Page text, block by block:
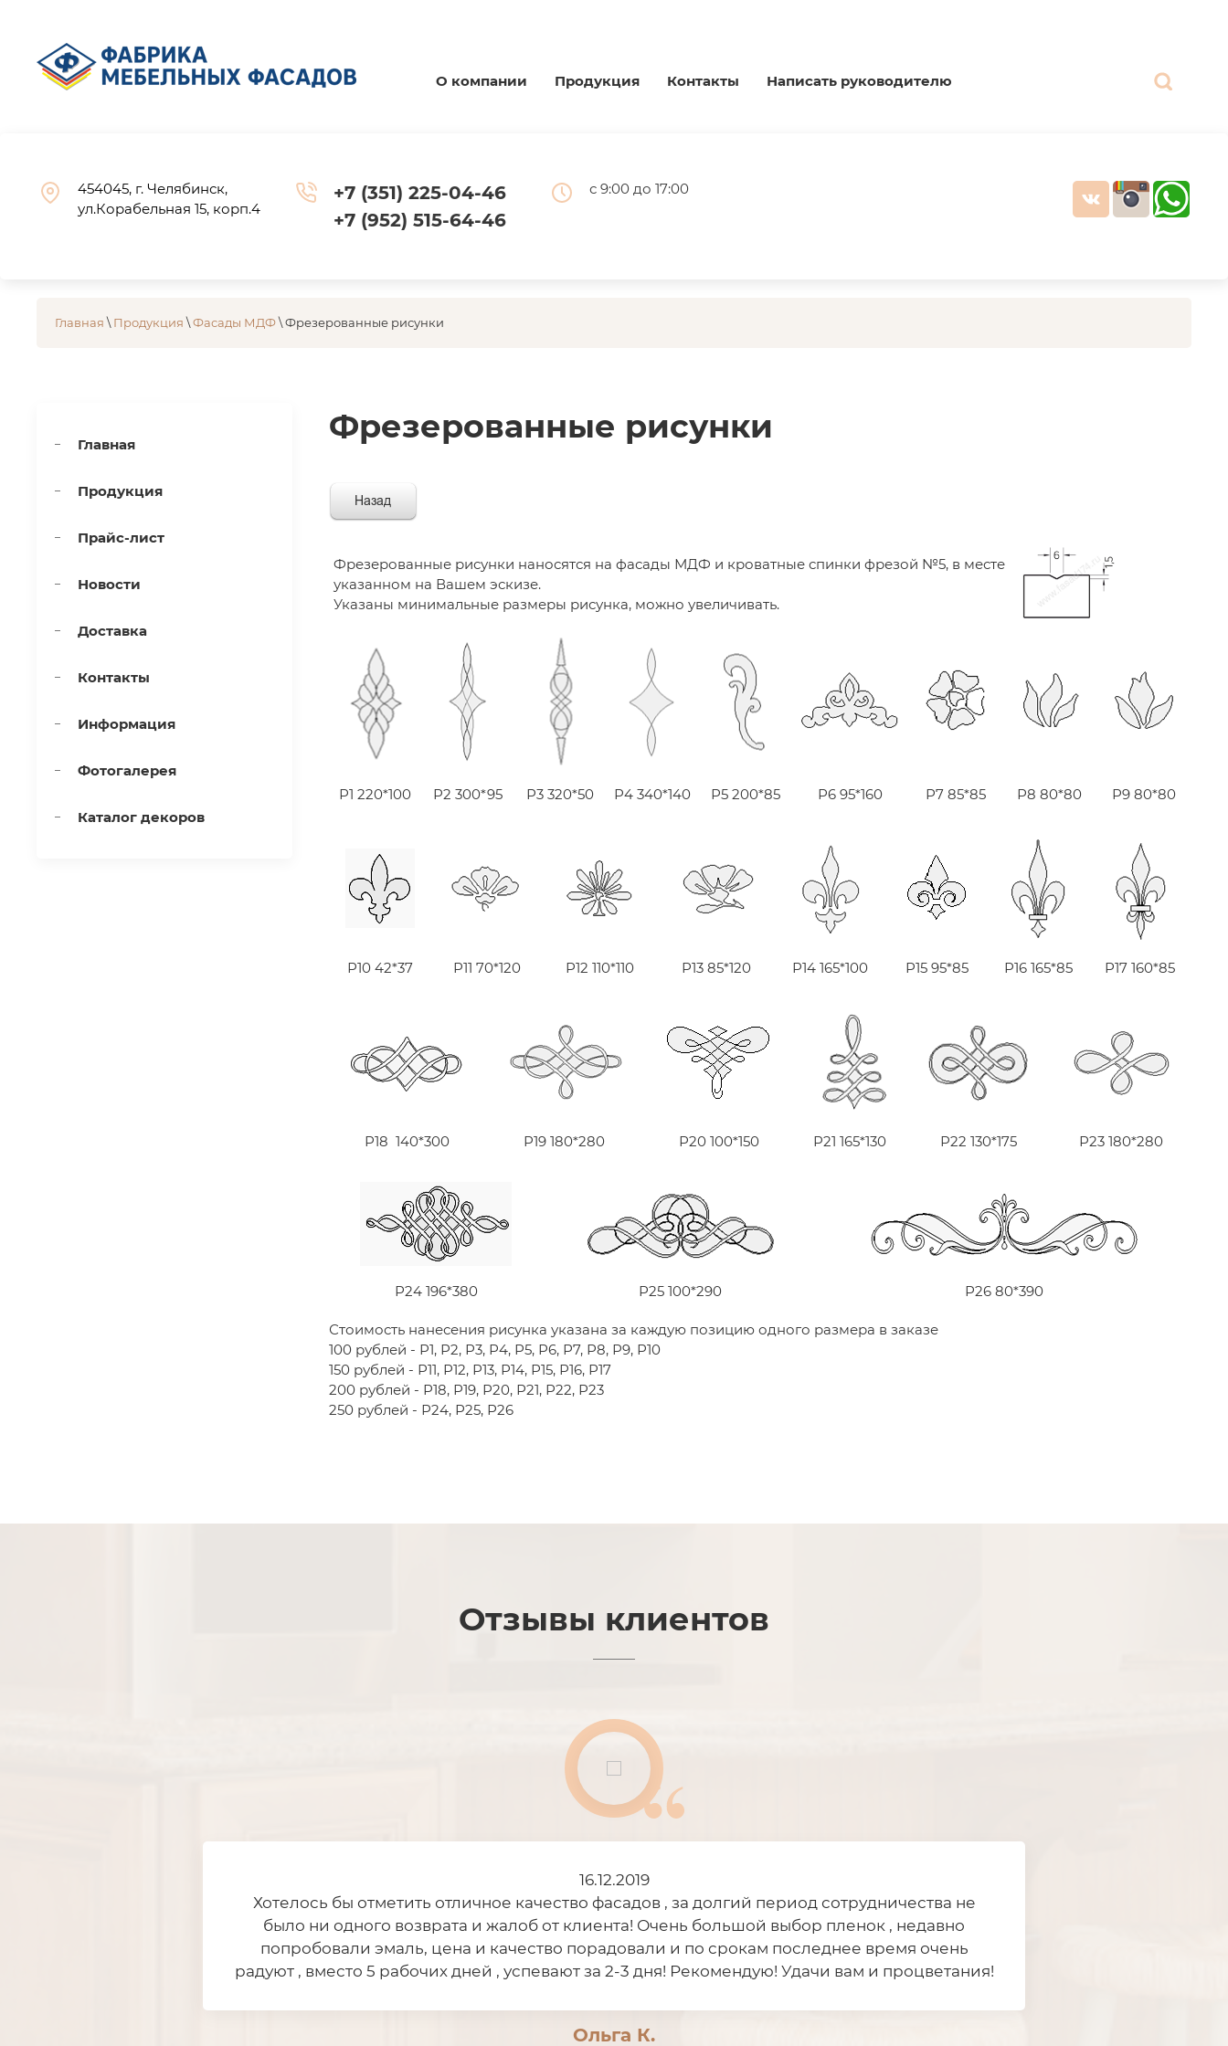
О компании Продукция Контакты Написать руководителю
454045, г. Челябинск,
ул.Корабельная 15, корп.4
+7 (351) 225-04-46
+7 (952) 515-64-46
с 9:00 до 17:00
Главная \Продукция \Фасады МДФ\ Фрезерованные рисунки
Главная
Продукция
Прайс-лист
Новости
Доставка
Контакты
Информация
Фотогалерея
Каталог декоров
Фрезерованные рисунки
Фрезерованные рисунки наносятся на фасады МДФ и кроватные спинки фрезой №5, в месте
указанном на Вашем эскизе.
Указаны минимальные размеры рисунка, можно увеличивать.
Р1 220*100 Р2 300*95 Р3 320*50 Р4 340*140 Р5 200*85 Р6 95*160 Р7 85*85 Р8 80*80 Р9 80*80
Р10 42*37 Р11 70*120 Р12 110*110 Р13 85*120 Р14 165*100 Р15 95*85 Р16 165*85 Р17 160*85
Р18 140*300 Р19 180*280 Р20 100*150 Р21 165*130 Р22 130*175 Р23 180*280
Р24 196*380 Р25 100*290 Р26 80*390
Стоимость нанесения рисунка указана за каждую позицию одного размера в заказе
100 рублей - Р1, Р2, Р3, Р4, Р5, Р6, Р7, Р8, Р9, Р10
150 рублей - Р11, Р12, Р13, Р14, Р15, Р16, Р17
200 рублей - Р18, Р19, Р20, Р21, Р22, Р23
250 рублей - Р24, Р25, Р26
Отзывы клиентов
16.12.2019
Хотелось бы отметить отличное качество фасадов , за долгий период сотрудничества не
было ни одного возврата и жалоб от клиента! Очень большой выбор пленок , недавно
попробовали эмаль, цена и качество порадовали и по срокам последнее время очень
радуют , вместо 5 рабочих дней , успевают за 2-3 дня! Рекомендую! Удачи вам и процветания!
Ольга К.